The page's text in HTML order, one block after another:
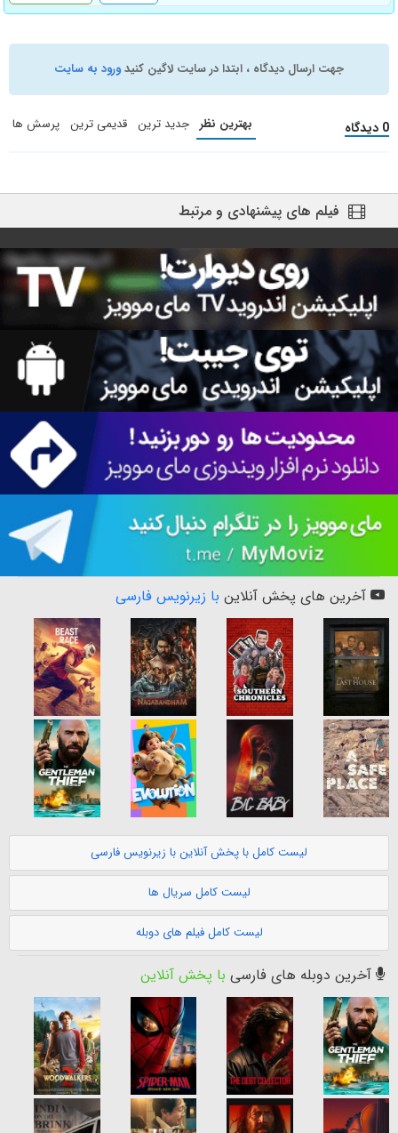
جهت ارسال دیدگاه ، ابتدا در سایت لاگین کنیدورود به سایت
0 دیدگاه بهترین نظر جدید ترین قدیمی ترین پرسش ها
فیلم های پیشنهادی و مرتبط
آخرین های پخش آنلاین با زیرنویس فارسی
لیست کامل با پخش آنلاین با زیرنویس فارسی
لیست کامل سریال ها
لیست کامل فیلم های دوبله
آخرین دوبله های فارسی با پخش آنلاین